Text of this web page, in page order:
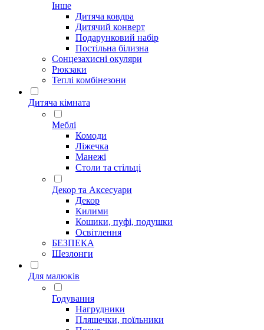
Інше
Дитяча ковдра
Дитячий конверт
Подарунковий набір
Постільна білизна
Сонцезахисні окуляри
Рюкзаки
Теплі комбінезони
Дитяча кімната
Меблі
Комоди
Ліжечка
Манежі
Столи та стільці
Декор та Аксесуари
Декор
Килими
Кошики, пуфі, подушки
Освітлення
БЕЗПЕКА
Шезлонги
Для малюків
Годування
Нагрудники
Пляшечки, поїльники